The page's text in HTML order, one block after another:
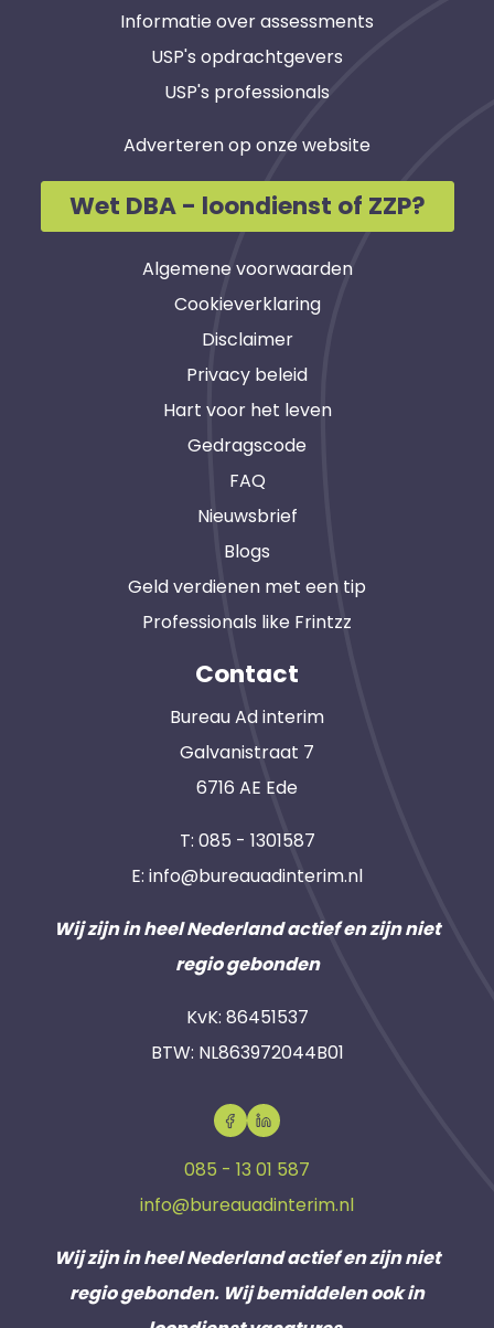
Informatie over assessments
USP's opdrachtgevers
USP's professionals
Adverteren op onze website
Wet DBA - loondienst of ZZP?
Algemene voorwaarden
Cookieverklaring
Disclaimer
Privacy beleid
Hart voor het leven
Gedragscode
FAQ
Nieuwsbrief
Blogs
Geld verdienen met een tip
Professionals like Frintzz
Contact
Bureau Ad interim
Galvanistraat 7
6716 AE Ede
T: 085 - 1301587
E: info@bureauadinterim.nl
Wij zijn in heel Nederland actief en zijn niet
regio gebonden
KvK: 86451537
BTW: NL863972044B01
085 - 13 01 587
info@bureauadinterim.nl
Wij zijn in heel Nederland actief en zijn niet
regio gebonden. Wij bemiddelen ook in